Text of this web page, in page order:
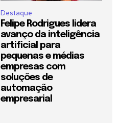
Destaque
Felipe Rodrigues lidera
avanço da inteligência
artificial para
pequenas e médias
empresas com
soluções de
automação
empresarial